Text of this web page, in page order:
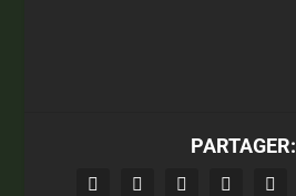
PARTAGER: